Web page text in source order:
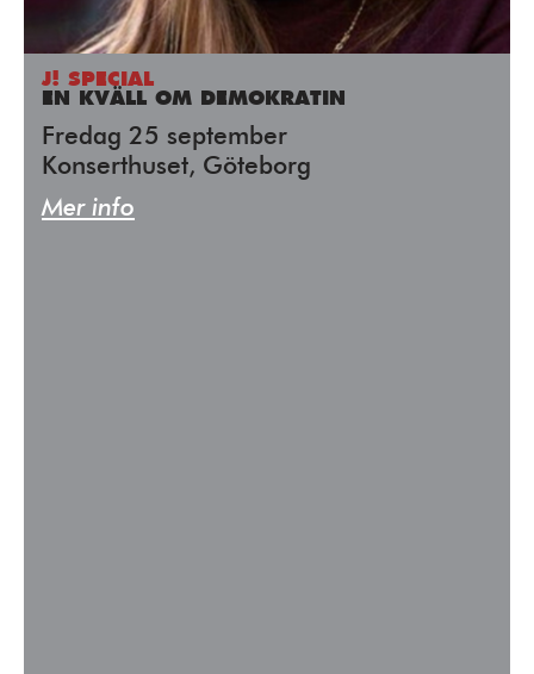
J! SPECIAL
EN KVÄLL OM DEMOKRATIN
Fredag 25 september
Konserthuset, Göteborg
Mer info